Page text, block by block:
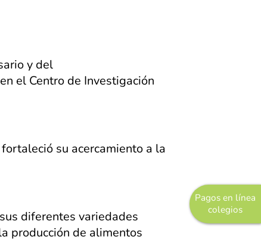
Pagos en línea
colegios
y del
el Centro de Investigación
su acercamiento a la
diferentes variedades
producción de alimentos